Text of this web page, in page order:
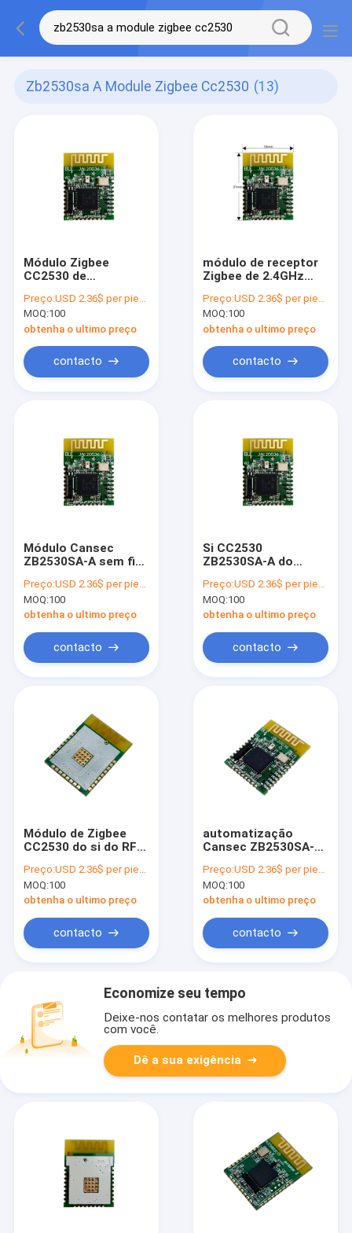
Zb2530sa A Module Zigbee Cc2530 (13)
Módulo Zigbee
CC2530 de
Preço:USD 2.36$ per piece
MOQ:100
obtenha o ultimo preço
contacto
módulo de receptor
Zigbee de 2.4GHz
Cansec ZB2530SA-A
Preço:USD 2.36$ per piece
MOQ:100
obtenha o ultimo preço
contacto
Módulo Cansec
ZB2530SA-A sem fio
ZigBee CC2530
Preço:USD 2.36$ per piece
MOQ:100
obtenha o ultimo preço
contacto
Si CC2530
ZB2530SA-A do
2.4GHz ZigBee da
antena
Preço:USD 2.36$ per piece
MOQ:100
obtenha o ultimo preço
contacto
Módulo de Zigbee
CC2530 do si do RF
consumo de baixa
energia da antena
Preço:USD 2.36$ per piece
MOQ:100
obtenha o ultimo preço
contacto
automatização
Cansec ZB2530SA-A
da saída de 2.4GHz
IoT
Preço:USD 2.36$ per piece
MOQ:100
obtenha o ultimo preço
contacto
Economize seu tempo
Deixe-nos contatar os melhores produtos
com você.
Dê a sua exigência